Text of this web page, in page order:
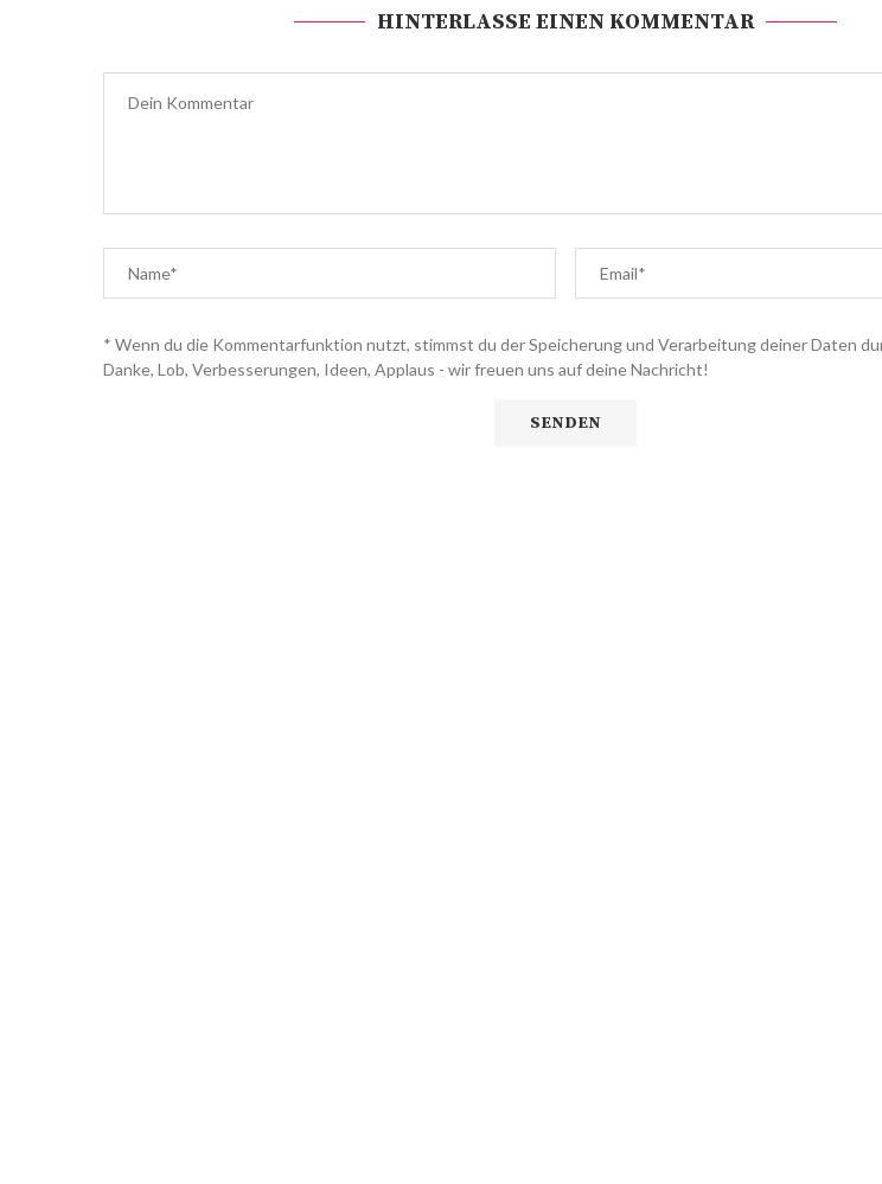
HINTERLASSE EINEN KOMMENTAR
* Wenn du die Kommentarfunktion nutzt, stimmst du der Speicherung und Verarbeitung deiner Daten
Danke, Lob, Verbesserungen, Ideen, Applaus - wir freuen uns auf deine Nachricht!